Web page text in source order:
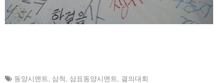
동양시멘트 삼척 삼표동양시멘트 결의대회